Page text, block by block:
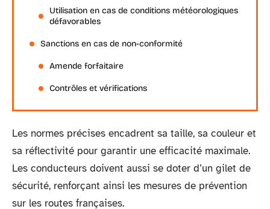
Utilisation en cas de conditions météorologiques
défavorables
Sanctions en cas de non-conformité
Amende forfaitaire
Contrôles et vérifications
Les normes précises encadrent sa taille, sa couleur et
sa réflectivité pour garantir une efficacité maximale.
Les conducteurs doivent aussi se doter d’un gilet de
sécurité, renforçant ainsi les mesures de prévention
sur les routes françaises.